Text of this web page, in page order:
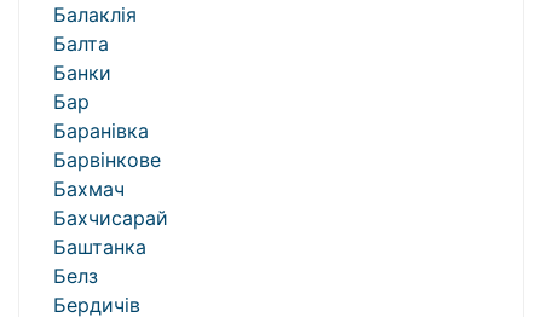
Балаклія
Балта
Банки
Бар
Баранівка
Барвінкове
Бахмач
Бахчисарай
Баштанка
Белз
Бердичів